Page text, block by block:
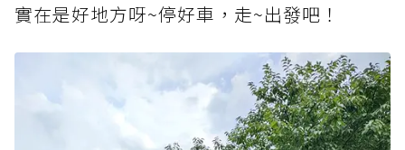
實在是好地方呀~停好車，走~出發吧！